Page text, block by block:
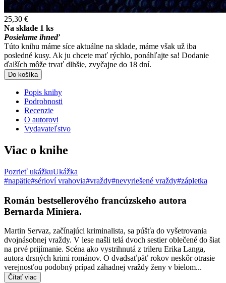
25,30 €
Na sklade 1 ks
Posielame ihneď
Túto knihu máme síce aktuálne na sklade, máme však už iba
posledné kusy. Ak ju chcete mať rýchlo, ponáhľajte sa! Dodanie
ďalších môže trvať dlhšie, zvyčajne do 18 dní.
Do košíka
Popis knihy
Podrobnosti
Recenzie
O autorovi
Vydavateľstvo
Viac o knihe
Pozrieť ukážkuUkážka
#napätie#sérioví vrahovia#vraždy#nevyriešené vraždy#zápletka
Román bestsellerového francúzskeho autora
Bernarda Miniera.
Martin Servaz, začínajúci kriminalista, sa púšťa do vyšetrovania
dvojnásobnej vraždy. V lese našli telá dvoch sestier oblečené do šiat
na prvé prijímanie. Scéna ako vystrihnutá z trileru Erika Langa,
autora drsných krimi románov. O dvadsaťpäť rokov neskôr otrasie
verejnosťou podobný prípad záhadnej vraždy ženy v bielom...
Čítať viac